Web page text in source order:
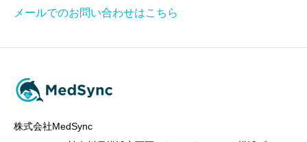
メールでのお問い合わせはこちら
株式会社MedSync